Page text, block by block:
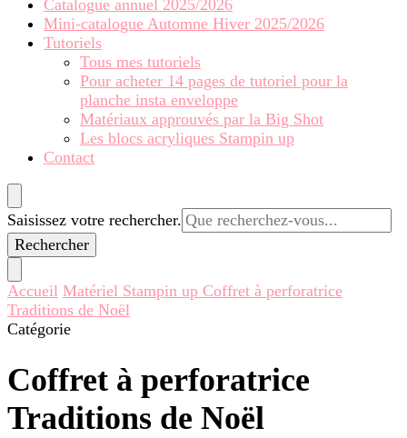
Catalogue annuel 2025/2026
Mini-catalogue Automne Hiver 2025/2026
Tutoriels
Tous mes tutoriels
Pour acheter 14 pages de tutoriel pour la
planche insta enveloppe
Matériaux approuvés par la Big Shot
Les blocs acryliques Stampin up
Contact
Vous
recherchiez
quelque
Saisissez votre rechercher.
Accueil Matériel Stampin up Coffret à perforatrice
Traditions de Noël
Catégorie
Coffret à perforatrice
Traditions de Noël